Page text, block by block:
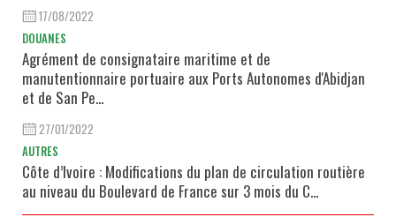
17/08/2022
DOUANES
Agrément de consignataire maritime et de
manutentionnaire portuaire aux Ports Autonomes d'Abidjan
et de San Pe...
27/01/2022
AUTRES
Côte d’Ivoire : Modifications du plan de circulation routière
au niveau du Boulevard de France sur 3 mois du C...